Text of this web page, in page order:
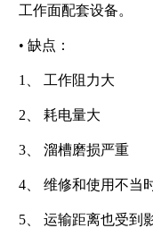
工作面配套设备。
• 缺点：
1、 工作阻力大
2、 耗电量大
3、 溜槽磨损严重
4、 维修和使用不当
5、 运输距离也受到